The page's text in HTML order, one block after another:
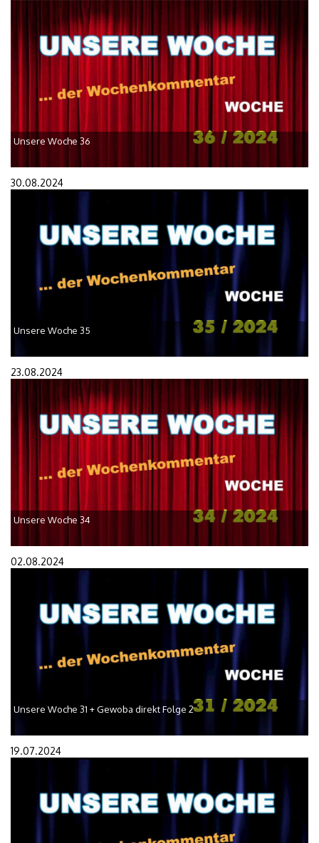
Unsere Woche 36
30.08.2024
Unsere Woche 35
23.08.2024
Unsere Woche 34
02.08.2024
Unsere Woche 31 + Gewoba direkt Folge 2
19.07.2024